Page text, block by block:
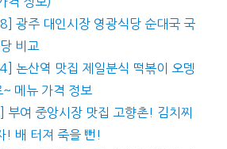
광주 대인시장 영광식당 순대국 국
비교
논산역 맛집 제일분식 떡볶이 오뎅
메뉴 가격 정보
부여 중앙시장 맛집 고향촌! 김치찌
! 배 터져 죽을 뻔!